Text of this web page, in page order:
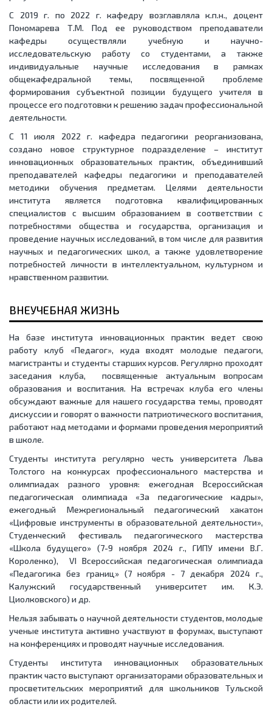
С 2019 г. по 2022 г. кафедру возглавляла к.п.н., доцент
Пономарева Т.М. Под ее руководством преподаватели
кафедры осуществляли учебную и научно-
исследовательскую работу со студентами, а также
индивидуальные научные исследования в рамках
общекафедральной темы, посвященной проблеме
формирования субъектной позиции будущего учителя в
процессе его подготовки к решению задач профессиональной
деятельности.
С 11 июля 2022 г. кафедра педагогики реорганизована,
создано новое структурное подразделение – институт
инновационных образовательных практик, объединивший
преподавателей кафедры педагогики и преподавателей
методики обучения предметам. Целями деятельности
института является подготовка квалифицированных
специалистов с высшим образованием в соответствии с
потребностями общества и государства, организация и
проведение научных исследований, в том числе для развития
научных и педагогических школ, а также удовлетворение
потребностей личности в интеллектуальном, культурном и
нравственном развитии.
ВНЕУЧЕБНАЯ ЖИЗНЬ
На базе института инновационных практик ведет свою
работу клуб «Педагог», куда входят молодые педагоги,
магистранты и студенты старших курсов. Регулярно проходят
заседания клуба, посвященные актуальным вопросам
образования и воспитания. На встречах клуба его члены
обсуждают важные для нашего государства темы, проводят
дискуссии и говорят о важности патриотического воспитания,
работают над методами и формами проведения мероприятий
в школе.
Студенты института регулярно честь университета Льва
Толстого на конкурсах профессионального мастерства и
олимпиадах разного уровня: ежегодная Всероссийская
педагогическая олимпиада «За педагогические кадры»,
ежегодный Межрегиональный педагогический хакатон
«Цифровые инструменты в образовательной деятельности»,
Студенческий фестиваль педагогического мастерства
«Школа будущего» (7-9 ноября 2024 г., ГИПУ имени В.Г.
Короленко), VI Всероссийская педагогическая олимпиада
«Педагогика без границ» (7 ноября - 7 декабря 2024 г.,
Калужский государственный университет им. К.Э.
Циолковского) и др.
Нельзя забывать о научной деятельности студентов, молодые
ученые института активно участвуют в форумах, выступают
на конференциях и проводят научные исследования.
Студенты института инновационных образовательных
практик часто выступают организаторами образовательных и
просветительских мероприятий для школьников Тульской
области или их родителей.